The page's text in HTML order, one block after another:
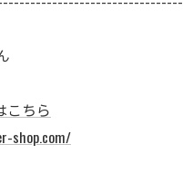
こちら
shop.com/